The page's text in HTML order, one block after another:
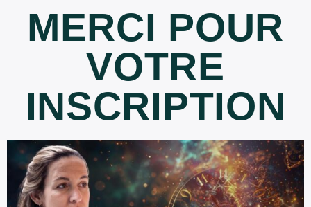
MERCI POUR
VOTRE
INSCRIPTION